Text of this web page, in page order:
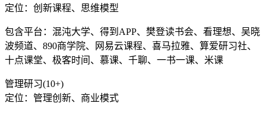
定位：创新课程、思维模型
包含平台：混沌大学、得到APP、樊登读书会、看理想、吴晓
波频道、890商学院、网易云课程、喜马拉雅、算爱研习社、
十点课堂、极客时间、慕课、千聊、一书一课、米课
管理研习(10+)
定位：管理创新、商业模式